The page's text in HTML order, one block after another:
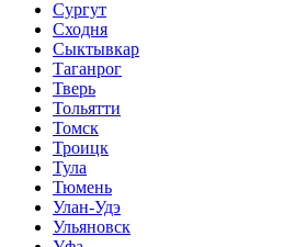
Сургут
Сходня
Сыктывкар
Таганрог
Тверь
Тольятти
Томск
Троицк
Тула
Тюмень
Улан-Удэ
Ульяновск